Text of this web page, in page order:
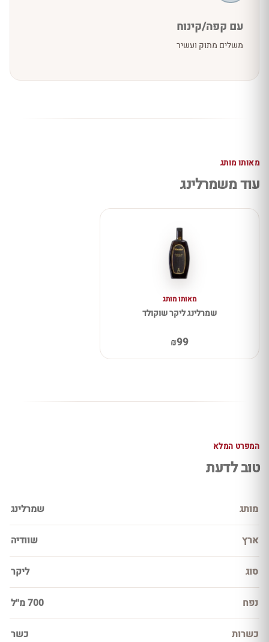
עם קפה/קינוח
משלים מתוק ועשיר
מאותו מותג
עוד משמרלינג
מאותו מותג
שמרלינג ליקר שוקולד
₪99
המפרט המלא
טוב לדעת
מותג שמרלינג
ארץ שוודיה
סוג ליקר
נפח 700 מ''ל
כשרות כשר